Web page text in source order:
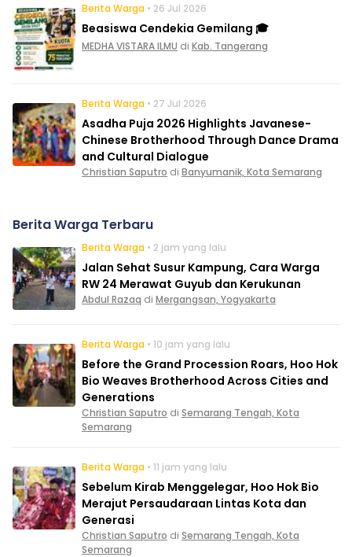
Berita Warga • 26 Jul 2026
Beasiswa Cendekia Gemilang 🎓
MEDHA VISTARA ILMU di Kab. Tangerang
Berita Warga • 27 Jul 2026
Asadha Puja 2026 Highlights Javanese-
Chinese Brotherhood Through Dance Drama
and Cultural Dialogue
Christian Saputro di Banyumanik, Kota Semarang
Berita Warga Terbaru
Berita Warga • 2 jam yang lalu
Jalan Sehat Susur Kampung, Cara Warga
RW 24 Merawat Guyub dan Kerukunan
Abdul Razaq di Mergangsan, Yogyakarta
Berita Warga • 10 jam yang lalu
Before the Grand Procession Roars, Hoo Hok
Bio Weaves Brotherhood Across Cities and
Generations
Christian Saputro di Semarang Tengah, Kota
Semarang
Berita Warga • 11 jam yang lalu
Sebelum Kirab Menggelegar, Hoo Hok Bio
Merajut Persaudaraan Lintas Kota dan
Generasi
Christian Saputro di Semarang Tengah, Kota
Semarang